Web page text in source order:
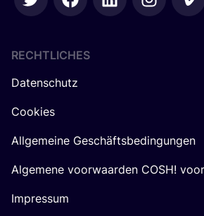
RECHTLICHES
Datenschutz
Cookies
Allgemeine Geschäftsbedingungen
Algemene voorwaarden COSH!
Impressum